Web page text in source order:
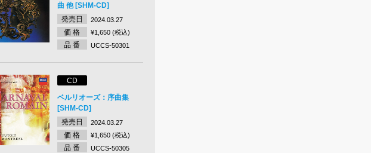
曲 他 [SHM-CD]
発売日
2024.03.27
価 格 ¥1,650 (税込)
品 番 UCCS-50301
CD
ベルリオーズ：序曲集
[SHM-CD]
発売日
2024.03.27
価 格 ¥1,650 (税込)
品 番 UCCS-50305